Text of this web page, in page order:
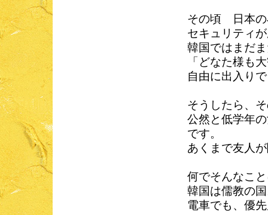
その頃 日本の
セキュリティ
韓国ではまだ
「どなた様も
自由に出入り
そうしたら、
公然と低学年
です。
あくまで友人
何でそんなこ
韓国は儒教の
電車でも、優